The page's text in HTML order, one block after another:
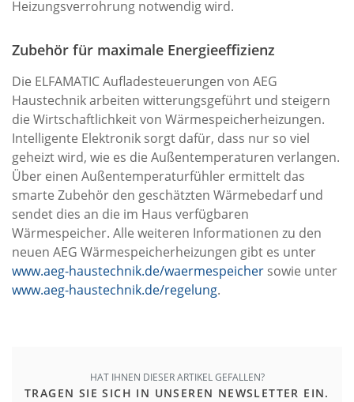
Heizungsverrohrung notwendig wird.
Zubehör für maximale Energieeffizienz
Die ELFAMATIC Aufladesteuerungen von AEG
Haustechnik arbeiten witterungsgeführt und steigern
die Wirtschaftlichkeit von Wärmespeicherheizungen.
Intelligente Elektronik sorgt dafür, dass nur so viel
geheizt wird, wie es die Außentemperaturen verlangen.
Über einen Außentemperaturfühler ermittelt das
smarte Zubehör den geschätzten Wärmebedarf und
sendet dies an die im Haus verfügbaren
Wärmespeicher. Alle weiteren Informationen zu den
neuen AEG Wärmespeicherheizungen gibt es unter
www.aeg-haustechnik.de/waermespeicher sowie unter
www.aeg-haustechnik.de/regelung.
HAT IHNEN DIESER ARTIKEL GEFALLEN?
TRAGEN SIE SICH IN UNSEREN NEWSLETTER EIN.